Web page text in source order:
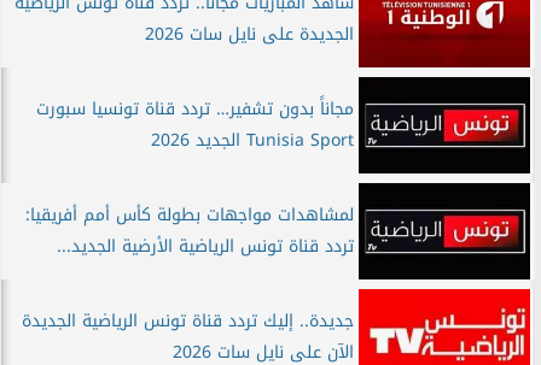
الجديدة على نايل سات 2026
مجاناً بدون تشفير… تردد قناة تونسيا سبورت
Tunisia Sport الجديد 2026
لمشاهدات مواجهات بطولة كأس أمم أفريقيا:
تردد قناة تونس الرياضية الأرضية الجديد...
جديدة.. إليك تردد قناة تونس الرياضية الجديدة
الآن على نايل سات 2026